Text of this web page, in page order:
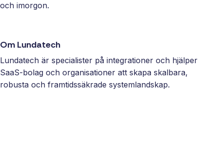
och imorgon.
Om Lundatech
Lundatech är specialister på integrationer och hjälper
SaaS‑bolag och organisationer att skapa skalbara,
robusta och framtidssäkrade systemlandskap.